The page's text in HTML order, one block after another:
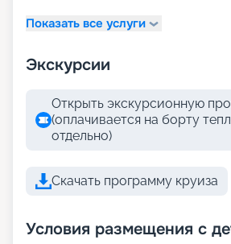
Показать все услуги
Экскурсии
Открыть экскурсионную
(оплачивается на борту
отдельно)
Скачать программу круиза
Условия размещения с